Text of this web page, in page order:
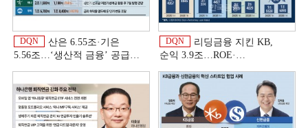
DQN
산은 6.55조·기은
5.56조…‘생산적 금융ʼ 공급
DQN
리딩금융 지킨 KB,
순익 3.9조…ROE·
상반기 금융 리그테이블]